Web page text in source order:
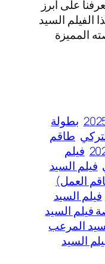
على أبرز
الفيلم السيد
وقصته المميزة
بطولة
طاقم
فيلم
فيلم السيد
فيلم السيد
فيلم السيد
المرعب
السيد